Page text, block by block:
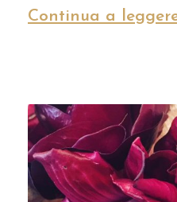
Continua a